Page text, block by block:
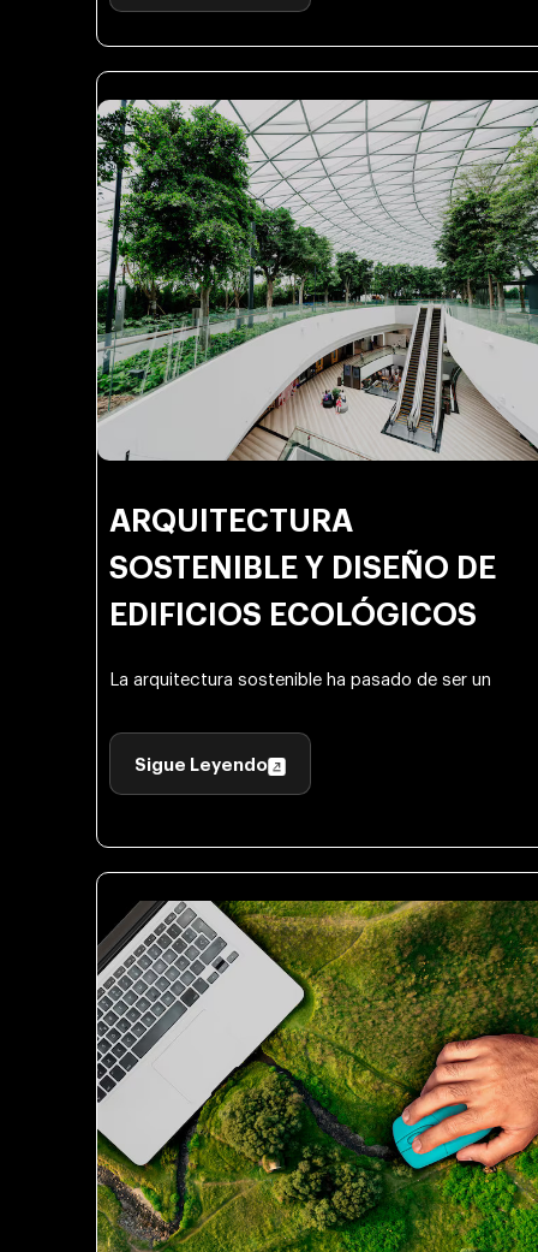
ARQUITECTURA
SOSTENIBLE Y DISEÑO DE
EDIFICIOS ECOLÓGICOS
La arquitectura sostenible ha pasado de ser un
Sigue Leyendo